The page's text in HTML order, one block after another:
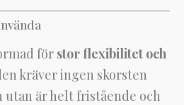
för stor flexibilitet och
kräver ingen skorsten
är helt fristående och